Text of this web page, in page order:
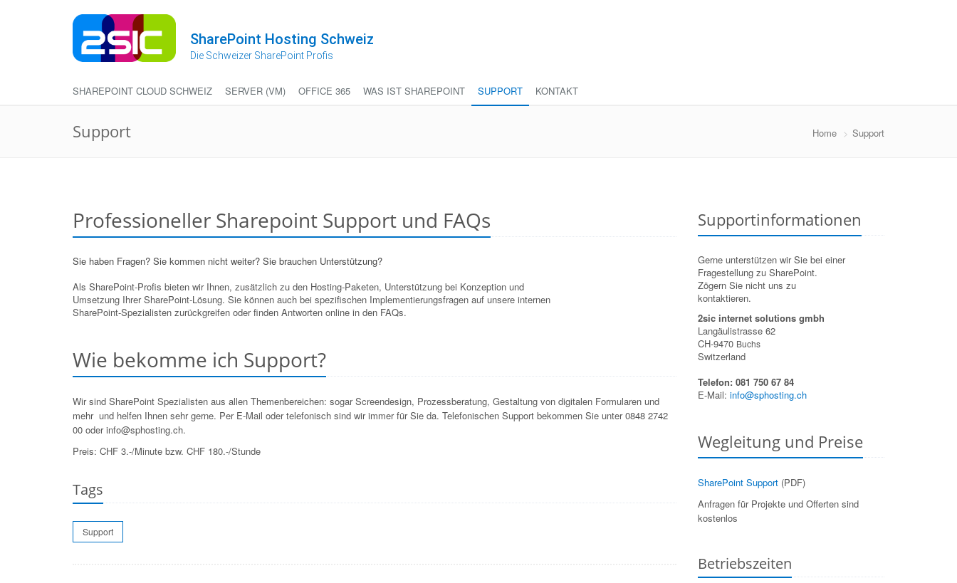
SharePoint Hosting Schweiz
Die Schweizer SharePoint Profis
SHAREPOINT CLOUD SCHWEIZ SERVER (VM) OFFICE 365 WAS IST SHAREPOINT SUPPORT KONTAKT
Support Home Support
Professioneller Sharepoint Support und FAQs
Sie haben Fragen? Sie kommen nicht weiter? Sie brauchen Unterstützung?
Als SharePoint-Profis bieten wir Ihnen, zusätzlich zu den Hosting-Paketen, Unterstützung bei Konzeption und
Umsetzung Ihrer SharePoint-Lösung. Sie können auch bei spezifischen Implementierungsfragen auf unsere internen
SharePoint-Spezialisten zurückgreifen oder finden Antworten online in den FAQs.
Wie bekomme ich Support?
Wir sind SharePoint Spezialisten aus allen Themenbereichen: sogar Screendesign, Prozessberatung, Gestaltung von digitalen Formularen und
mehr  und helfen Ihnen sehr gerne. Per E-Mail oder telefonisch sind wir immer für Sie da. Telefonischen Support bekommen Sie unter 0848 2742
00 oder info@sphosting.ch.
Preis: CHF 3.-/Minute bzw. CHF 180.-/Stunde
Tags
Support
Supportinformationen
Gerne unterstützen wir Sie bei einer
Fragestellung zu SharePoint.
Zögern Sie nicht uns zu
kontaktieren.
2sic internet solutions gmbh
Langäulistrasse 62
CH-9470 Buchs
Switzerland
Telefon: 081 750 67 84
E-Mail: info@sphosting.ch
Wegleitung und Preise
SharePoint Support(PDF)
Anfragen für Projekte und Offerten sind
kostenlos
Betriebszeiten